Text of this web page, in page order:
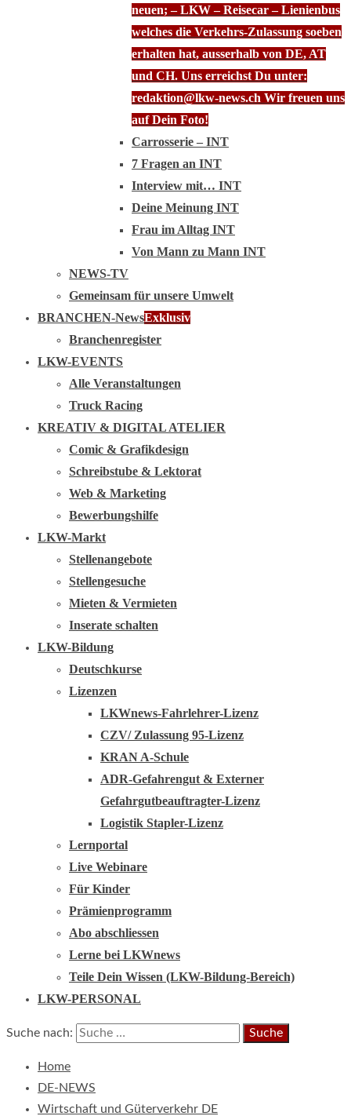
neuen; – LKW – Reisecar – Lienienbus
welches die Verkehrs-Zulassung soeben
erhalten hat, ausserhalb von DE, AT
und CH. Uns erreichst Du unter:
redaktion@lkw-news.ch Wir freuen uns
auf Dein Foto!
Carrosserie – INT
7 Fragen an INT
Interview mit… INT
Deine Meinung INT
Frau im Alltag INT
Von Mann zu Mann INT
NEWS-TV
Gemeinsam für unsere Umwelt
BRANCHEN-NewsExklusiv
Branchenregister
LKW-EVENTS
Alle Veranstaltungen
Truck Racing
KREATIV & DIGITAL ATELIER
Comic & Grafikdesign
Schreibstube & Lektorat
Web & Marketing
Bewerbungshilfe
LKW-Markt
Stellenangebote
Stellengesuche
Mieten & Vermieten
Inserate schalten
LKW-Bildung
Deutschkurse
Lizenzen
LKWnews-Fahrlehrer-Lizenz
CZV/ Zulassung 95-Lizenz
KRAN A-Schule
ADR-Gefahrengut & Externer
Gefahrgutbeauftragter-Lizenz
Logistik Stapler-Lizenz
Lernportal
Live Webinare
Für Kinder
Prämienprogramm
Abo abschliessen
Lerne bei LKWnews
Teile Dein Wissen (LKW-Bildung-Bereich)
LKW-PERSONAL
Suche nach:
Home
DE-NEWS
Wirtschaft und Güterverkehr DE